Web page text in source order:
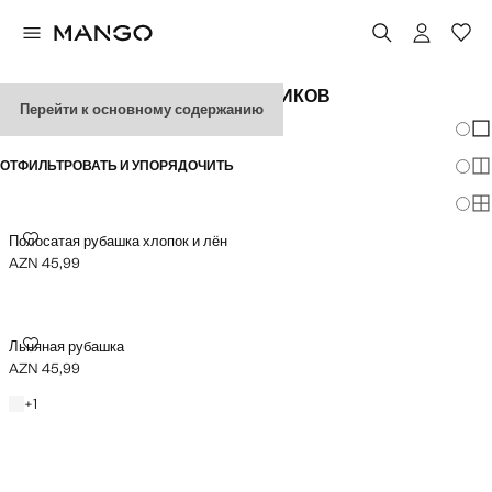
Перейти к основному содержанию
ЛЬНЯНАЯ ОДЕЖДА ДЛЯ МАЛЬЧИКОВ
ОТФИЛЬТРОВАТЬ И УПОРЯДОЧИТЬ
Полосатая рубашка хлопок и лён
ПОЛОСАТАЯ РУБАШКА ХЛОПОК И ЛЁН
Текущая цена [AZN 45,99 ]
AZN 45,99
Льняная рубашка
ЛЬНЯНАЯ РУБАШКА
Текущая цена [AZN 45,99 ]
AZN 45,99
Белый
+1
+1 цвет